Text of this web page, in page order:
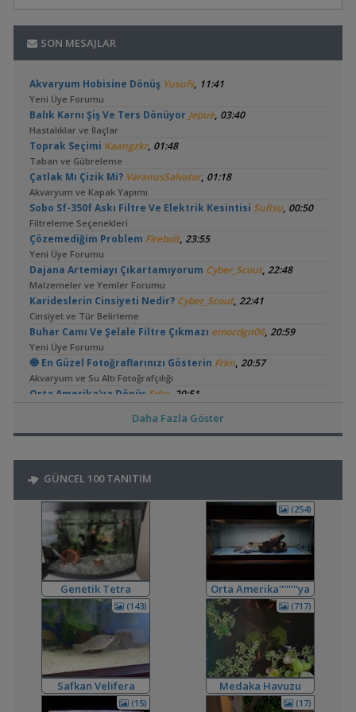
SON MESAJLAR
Akvaryum Hobisine Dönüş Yusufs, 11:41
Yeni Üye Forumu
Balık Karnı Şiş Ve Ters Dönüyor Jepue, 03:40
Hastalıklar ve İlaçlar
Toprak Seçimi Kaangzkr, 01:48
Taban ve Gübreleme
Çatlak Mı Çizik Mi? VaranusSalvator, 01:18
Akvaryum ve Kapak Yapımı
Sobo Sf-350f Askı Filtre Ve Elektrik Kesintisi Sufisu, 00:50
Filtreleme Seçenekleri
Çözemediğim Problem Firebolt, 23:55
Yeni Üye Forumu
Dajana Artemiayı Çıkartamıyorum Cyber_Scout, 22:48
Malzemeler ve Yemler Forumu
Karideslerin Cinsiyeti Nedir? Cyber_Scout, 22:41
Cinsiyet ve Tür Belirleme
Buhar Camı Ve Şelale Filtre Çıkmazı emocdgn06, 20:59
Yeni Üye Forumu
🧿 En Güzel Fotoğraflarınızı Gösterin Frkn, 20:57
Akvaryum ve Su Altı Fotoğrafçılığı
Orta Amerika'ya Dönüş Frkn, 20:51
Tankta Yosun İstilası Betta_King ,16:23
Akvaryum ve Tür Tavsiyesi
15:45
Hastalıklar ve İlaçlar
Ternapi Medaka Pondlarıternapi,12:44
Akvaryum Tanıtımı
Bitki Kum Ve Balık Tavsiyesi Cyber_Scout,02:16
Akvaryum ve Tür Tavsiyesi
Melek Balığı Milners ,00:08
Yeni Üye Forumu
Ne YapmalıyımHidro Dinamik
Yeni Üye Forumu
Balkondaki Pondum Çok Isınıyor. SaviaSora
Bitki Akvaryumları Genel
3'lü Kartuş + Ro Filtre Sistemi Borulamasıflanormimar,
15:11
Filtreleme Seçenekleri
3in1 Güney Amerika Tankları Ve Vertikal Bahçe
Daha Fazla Göster
GÜNCEL 100 TANITIM
Genetik Tetra
(143)
Safkan Velifera
(15)
(254)
Orta Amerika''''''''ya
Dönüş
(717)
Medaka Havuzu
(17)